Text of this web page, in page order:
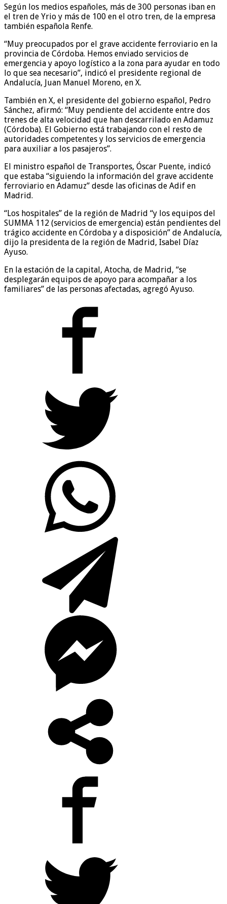
Según los medios españoles, más de 300 personas iban en
el tren de Yrio y más de 100 en el otro tren, de la empresa
también española Renfe.
“Muy preocupados por el grave accidente ferroviario en la
provincia de Córdoba. Hemos enviado servicios de
emergencia y apoyo logístico a la zona para ayudar en todo
lo que sea necesario”, indicó el presidente regional de
Andalucía, Juan Manuel Moreno, en X.
También en X, el presidente del gobierno español, Pedro
Sánchez, afirmó: “Muy pendiente del accidente entre dos
trenes de alta velocidad que han descarrilado en Adamuz
(Córdoba). El Gobierno está trabajando con el resto de
autoridades competentes y los servicios de emergencia
para auxiliar a los pasajeros”.
El ministro español de Transportes, Óscar Puente, indicó
que estaba “siguiendo la información del grave accidente
ferroviario en Adamuz” desde las oficinas de Adif en
Madrid.
“Los hospitales” de la región de Madrid “y los equipos del
SUMMA 112 (servicios de emergencia) están pendientes del
trágico accidente en Córdoba y a disposición” de Andalucía,
dijo la presidenta de la región de Madrid, Isabel Díaz
Ayuso.
En la estación de la capital, Atocha, de Madrid, “se
desplegarán equipos de apoyo para acompañar a los
familiares” de las personas afectadas, agregó Ayuso.